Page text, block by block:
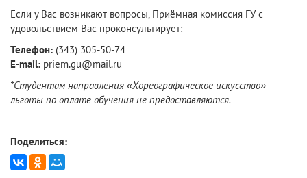
Если у Вас возникают вопросы, Приёмная комиссия ГУ с
удовольствием Вас проконсультирует:
Телефон: (343) 305-50-74
E-mail: priem.gu@mail.ru
*Студентам направления «Хореографическое искусство»
льготы по оплате обучения не предоставляются.
Поделиться: